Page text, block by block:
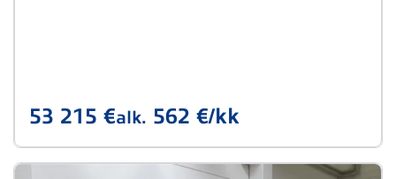
53 215 €alk. 562 €/kk